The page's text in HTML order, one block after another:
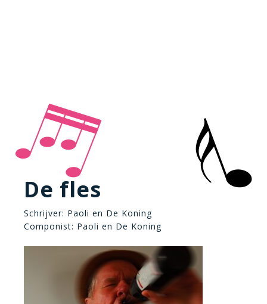
De fles
Schrijver: Paoli en De Koning
Componist: Paoli en De Koning